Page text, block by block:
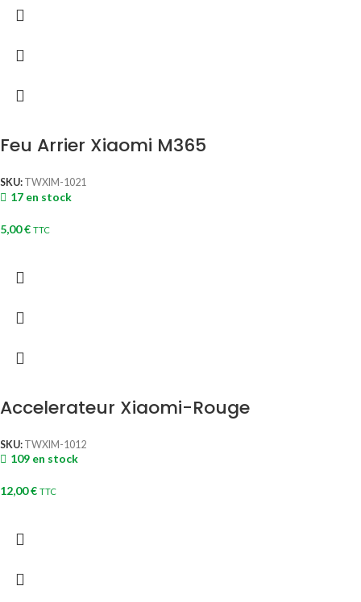
Feu Arrier Xiaomi M365
SKU: TWXIM-1021
17 en stock
5,00€ TTC
Accelerateur Xiaomi-Rouge
SKU: TWXIM-1012
109 en stock
12,00€ TTC